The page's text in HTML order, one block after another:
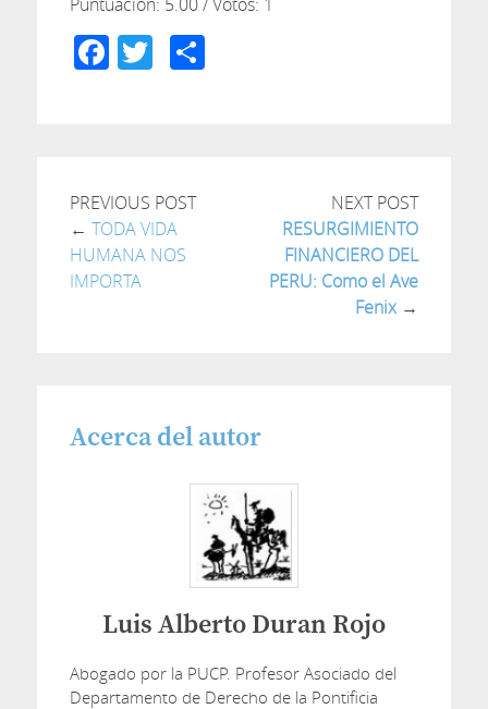
Facebook
TwitterCompartir
PREVIOUS POST
← TODA VIDA
HUMANA NOS
IMPORTA
NEXT POST
RESURGIMIENTO
FINANCIERO DEL
PERU: Como el Ave
Fenix→
Acerca del autor
Luis Alberto Duran Rojo
Abogado por la PUCP. Profesor Asociado del
Departamento de Derecho de la Pontificia